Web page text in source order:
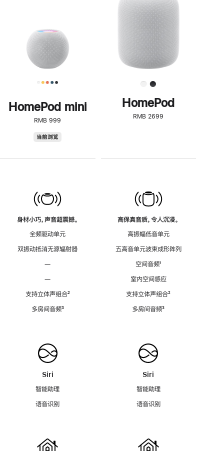
HomePod mini
RMB 999
当前浏览
身材小巧，声音超震撼。
全频驱动单元
双振动抵消无源辐射器
—
—
支持立体声组合脚
²
多房间音频脚
³
Siri
智能助理
语音识别
了
解
HomePod<
HomePod
RMB 2699
高保真音质，令人沉浸。
高振幅低音单元
五高音单元波束成形阵列
空间音频脚
¹
室内空间感应
支持立体声组合脚
²
多房间音频脚
³
Siri
智能助理
语音识别